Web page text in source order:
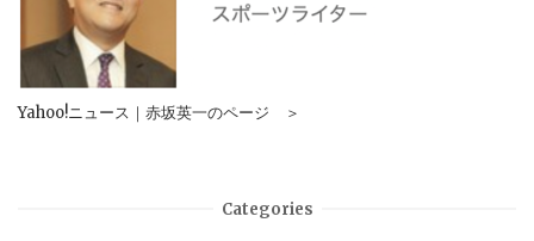
Yahoo!ニュース｜赤坂英一のページ ＞
Categories